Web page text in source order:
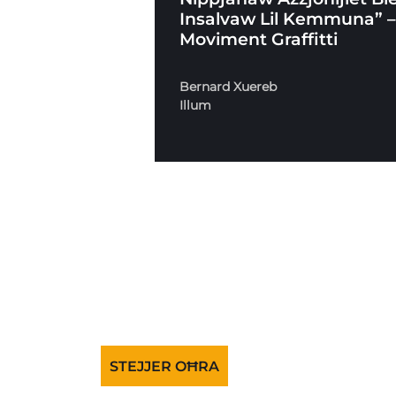
Insalvaw Lil Kemmuna” –
Moviment Graffitti
Bernard Xuereb
Illum
STEJJER OĦRA